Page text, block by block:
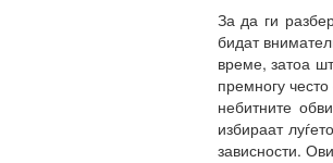
За да ги
бидат
време, затоа
премногу
небитните
избираат
зависности.